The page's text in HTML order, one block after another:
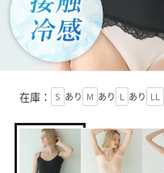
在庫： S あり M あり L あり LL